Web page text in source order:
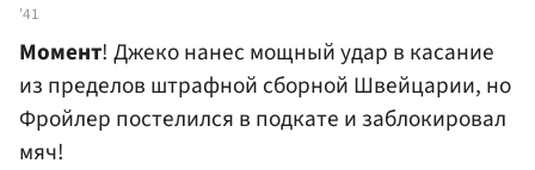
'41
Момент! Джеко нанес мощный удар в касание
из пределов штрафной сборной Швейцарии, но
Фройлер постелился в подкате и заблокировал
мяч!